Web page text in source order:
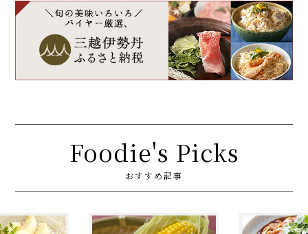
Foodie's Picks
おすすめ記事